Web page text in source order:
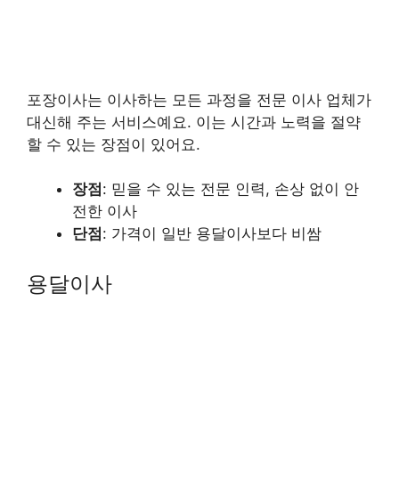
포장이사는 이사하는 모든 과정을 전문 이사 업체가
대신해 주는 서비스예요. 이는 시간과 노력을 절약
할 수 있는 장점이 있어요.
장점 : 믿을 수 있는 전문 인력, 손상 없이 안
전한 이사
단점 : 가격이 일반 용달이사보다 비쌈
용달이사